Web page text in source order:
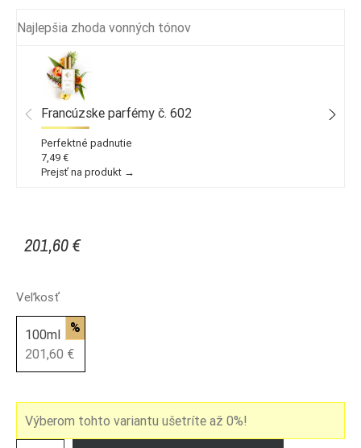
Najlepšia zhoda vonných tónov
Francúzske parfémy č. 602
Perfektné padnutie
7,49 €
Prejsť na produkt →
201,60 €
Veľkosť
100ml %
201,60 €
Výberom tohto variantu ušetríte až 0%!